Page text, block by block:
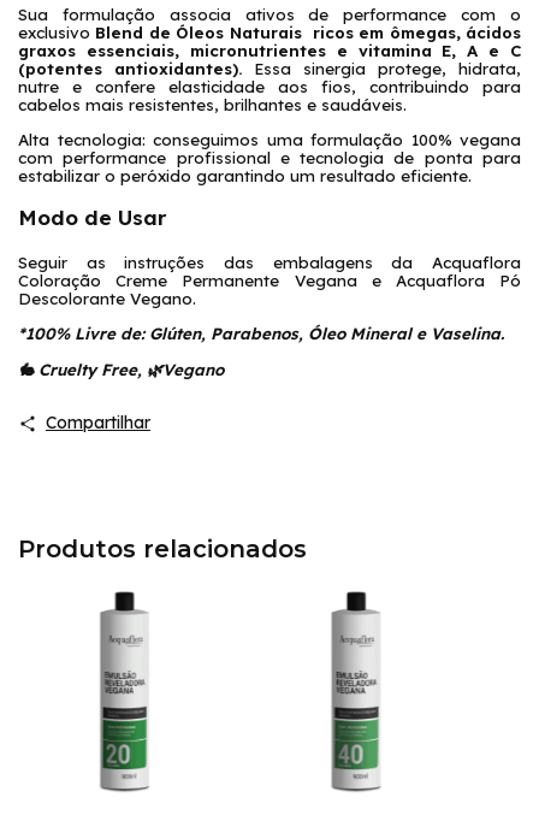
Sua formulação associa ativos de performance com o
exclusivo Blend de Óleos Naturais
ricos em ômegas, ácidos
graxos essenciais, micronutrientes e vitamina E, A e C
(potentes antioxidantes). Essa sinergia protege, hidrata,
nutre e confere elasticidade aos fios, contribuindo para
cabelos mais resistentes, brilhantes e saudáveis.
Alta tecnologia: conseguimos uma formulação 100% vegana
com performance profissional e tecnologia de ponta para
estabilizar o peróxido garantindo um resultado eficiente.
Modo de Usar
Seguir as instruções das embalagens da Acquaflora
Coloração Creme Permanente Vegana e Acquaflora Pó
Descolorante Vegano.
*100% Livre de: Glúten, Parabenos, Óleo Mineral e Vaselina.
🐇 Cruelty Free, 🌿Vegano
Compartilhar
Produtos relacionados